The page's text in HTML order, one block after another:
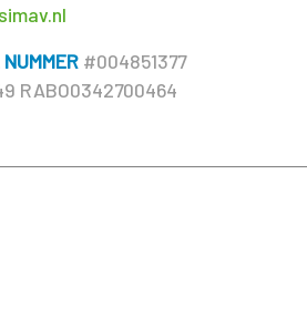
#004851377
RABO0342700464